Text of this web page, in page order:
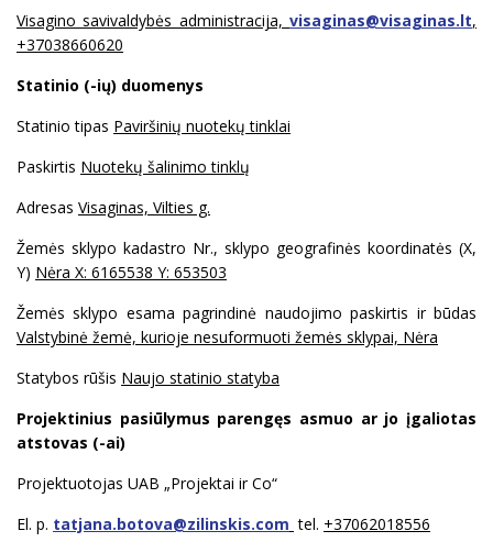
Visagino savivaldybės administracija, visaginas@visaginas.lt,
+37038660620
Statinio (-ių) duomenys
Statinio tipas Paviršinių nuotekų tinklai
Paskirtis Nuotekų šalinimo tinklų
Adresas Visaginas, Vilties g.
Žemės sklypo kadastro Nr., sklypo geografinės koordinatės (X,
Y) Nėra X: 6165538 Y: 653503
Žemės sklypo esama pagrindinė naudojimo paskirtis ir būdas
Valstybinė žemė, kurioje nesuformuoti žemės sklypai, Nėra
Statybos rūšis Naujo statinio statyba
Projektinius pasiūlymus parengęs asmuo ar jo įgaliotas
atstovas (-ai)
Projektuotojas UAB „Projektai ir Co“
El. p. tatjana.botova@zilinskis.com tel. +37062018556